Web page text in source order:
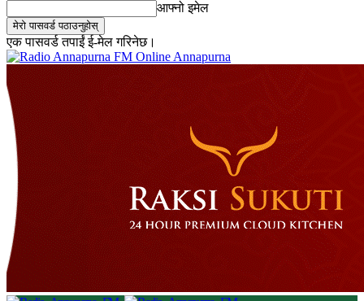
आफ्नो इमेल
एक पासवर्ड तपाईं ई-मेल गरिनेछ।
Online Annapurna